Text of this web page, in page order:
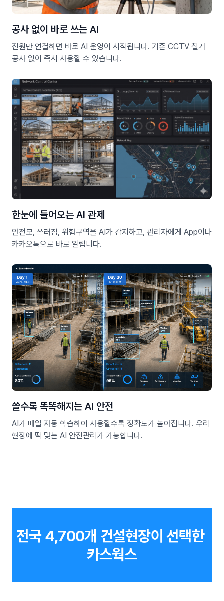
공사 없이 바로 쓰는 AI
전원만 연결하면 바로 AI 운영이 시작됩니다. 기존 CCTV 철거
공사 없이 즉시 사용할 수 있습니다.
한눈에 들어오는 AI 관제
안전모, 쓰러짐, 위험구역을 AI가 감지하고, 관리자에게 App이나
카카오톡으로 바로 알립니다.
쓸수록 똑똑해지는 AI 안전
AI가 매일 자동 학습하여 사용할수록 정확도가 높아집니다. 우리
현장에 딱 맞는 AI 안전관리가 가능합니다.
전국 4,700개 건설현장이 선택한
카스웍스